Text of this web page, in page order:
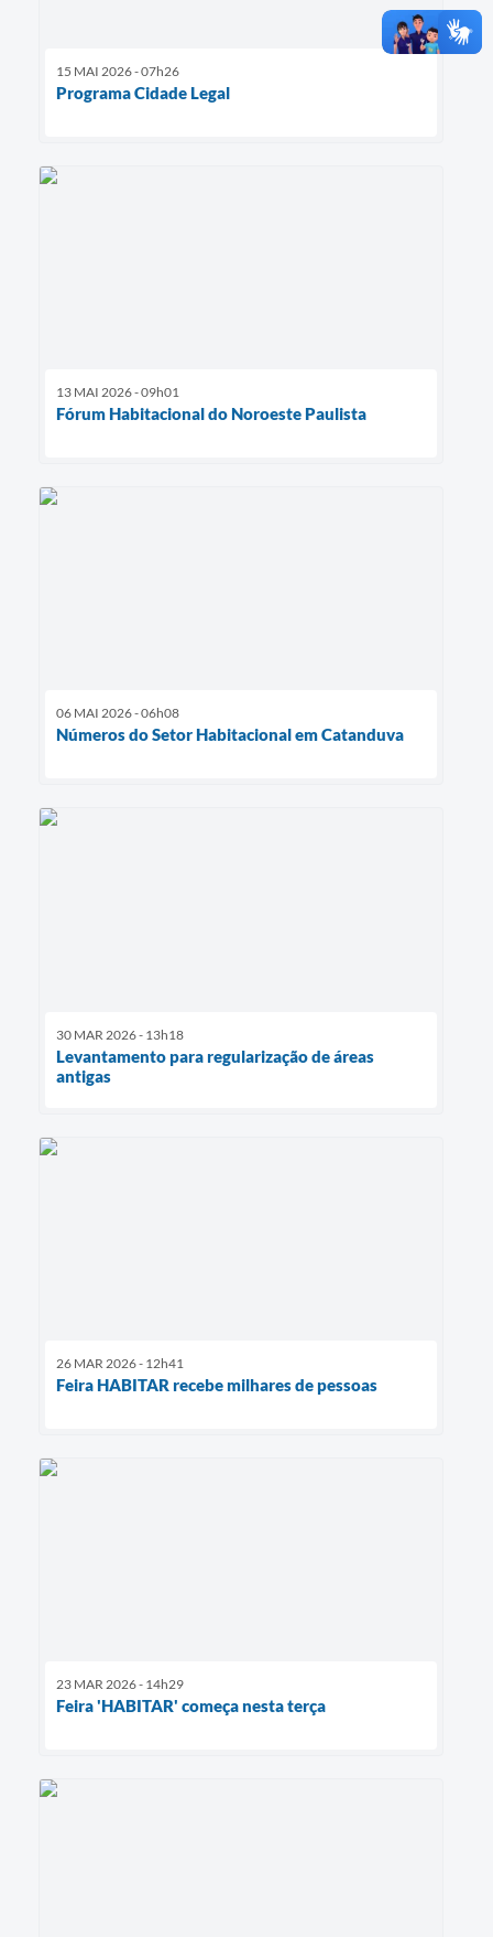
15 MAI 2026 - 07h26
Programa Cidade Legal
13 MAI 2026 - 09h01
Fórum Habitacional do Noroeste Paulista
06 MAI 2026 - 06h08
Números do Setor Habitacional em Catanduva
30 MAR 2026 - 13h18
Levantamento para regularização de áreas
antigas
26 MAR 2026 - 12h41
Feira HABITAR recebe milhares de pessoas
23 MAR 2026 - 14h29
Feira 'HABITAR' começa nesta terça